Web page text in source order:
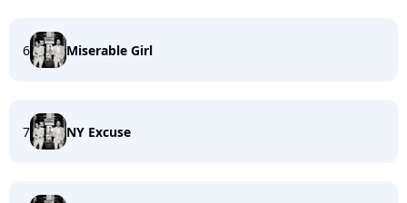
6 Miserable Girl
7 NY Excuse